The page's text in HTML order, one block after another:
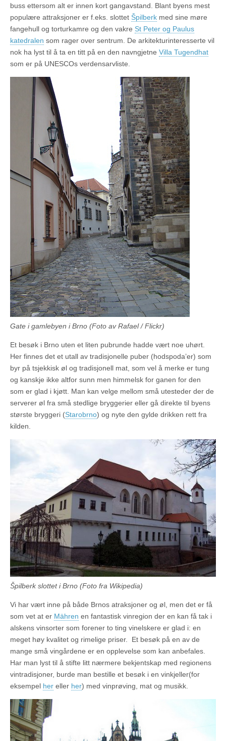
buss ettersom alt er innen kort gangavstand. Blant byens mest
populære attraksjoner er f.eks. slottet Špilberk med sine møre
fangehull og torturkamre og den vakre St Peter og Paulus
katedralen som rager over sentrum. De arkitekturinteresserte vil
nok ha lyst til å ta en titt på en den navngjetne Villa Tugendhat
som er på UNESCOs verdensarvliste.
Gate i gamlebyen i Brno (Foto av Rafael / Flickr)
Et besøk i Brno uten et liten pubrunde hadde vært noe uhørt.
Her finnes det et utall av tradisjonelle puber (hodspoda’er) som
byr på tsjekkisk øl og tradisjonell mat, som vel å merke er tung
og kanskje ikke altfor sunn men himmelsk for ganen for den
som er glad i kjøtt. Man kan velge mellom små utesteder der de
serverer øl fra små stedlige bryggerier eller gå direkte til byens
største bryggeri (Starobrno) og nyte den gylde drikken rett fra
kilden.
Špilberk slottet i Brno (Foto fra Wikipedia)
Vi har vært inne på både Brnos atraksjoner og øl, men det er få
som vet at er Mähren en fantastisk vinregion der en kan få tak i
alskens vinsorter som forener to ting vinelskere er glad i: en
meget høy kvalitet og rimelige priser. Et besøk på en av de
mange små vingårdene er en opplevelse som kan anbefales.
Har man lyst til å stifte litt nærmere bekjentskap med regionens
vintradisjoner, burde man bestille et besøk i en vinkjeller(for
eksempel her eller her) med vinprøving, mat og musikk.